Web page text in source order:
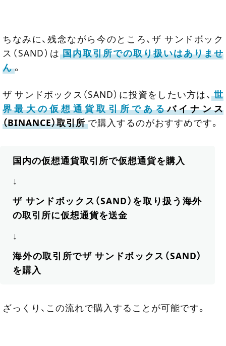
ちなみに、残念ながら今のところ、ザ サンドボック
ス（SAND）は 国内取引所での取り扱いはありませ
ん 。
ザ サンドボックス（SAND）に投資をしたい方は、 世
界最大の仮想通貨取引所であるバイナンス
（BINANCE）取引所 で購入するのがおすすめです。
国内の仮想通貨取引所で仮想通貨を購入
↓
ザ サンドボックス（SAND）を取り扱う海外
の取引所に仮想通貨を送金
↓
海外の取引所でザ サンドボックス（SAND）
を購入
ざっくり、この流れで購入することが可能です。